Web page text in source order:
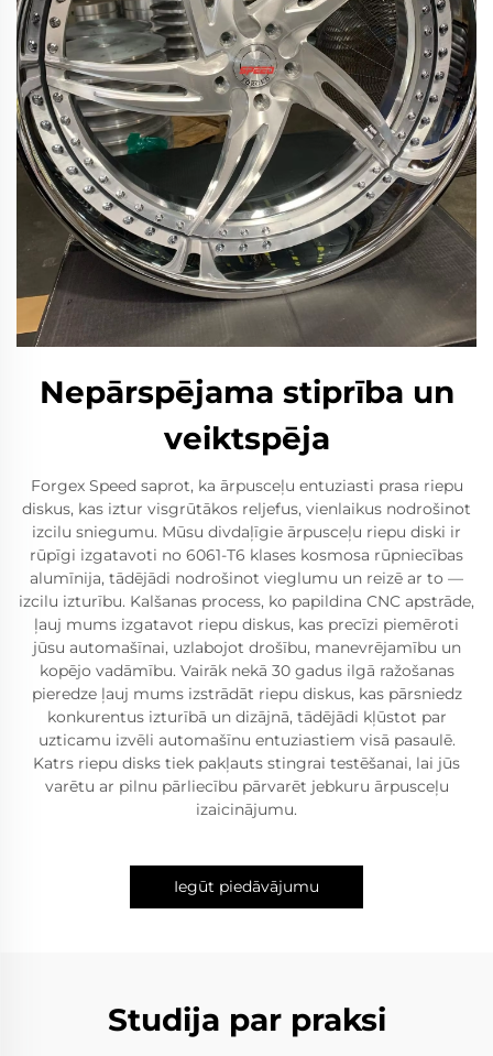
Nepārspējama stiprība un
veiktspēja
Forgex Speed saprot, ka ārpusceļu entuziasti prasa riepu
diskus, kas iztur visgrūtākos reljefus, vienlaikus nodrošinot
izcilu sniegumu. Mūsu divdaļīgie ārpusceļu riepu diski ir
rūpīgi izgatavoti no 6061-T6 klases kosmosa rūpniecības
alumīnija, tādējādi nodrošinot vieglumu un reizē ar to —
izcilu izturību. Kalšanas process, ko papildina CNC apstrāde,
ļauj mums izgatavot riepu diskus, kas precīzi piemēroti
jūsu automašīnai, uzlabojot drošību, manevrējamību un
kopējo vadāmību. Vairāk nekā 30 gadus ilgā ražošanas
pieredze ļauj mums izstrādāt riepu diskus, kas pārsniedz
konkurentus izturībā un dizājnā, tādējādi kļūstot par
uzticamu izvēli automašīnu entuziastiem visā pasaulē.
Katrs riepu disks tiek pakļauts stingrai testēšanai, lai jūs
varētu ar pilnu pārliecību pārvarēt jebkuru ārpusceļu
izaicinājumu.
Iegūt piedāvājumu
Studija par praksi